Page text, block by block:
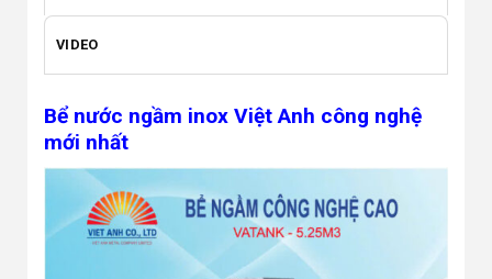
VIDEO
Bể nước ngầm inox Việt Anh công nghệ
mới nhất